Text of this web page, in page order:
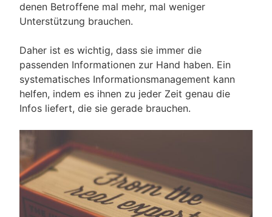
denen Betroffene mal mehr, mal weniger
Unterstützung brauchen.
Daher ist es wichtig, dass sie immer die
passenden Informationen zur Hand haben. Ein
systematisches Informationsmanagement kann
helfen, indem es ihnen zu jeder Zeit genau die
Infos liefert, die sie gerade brauchen.